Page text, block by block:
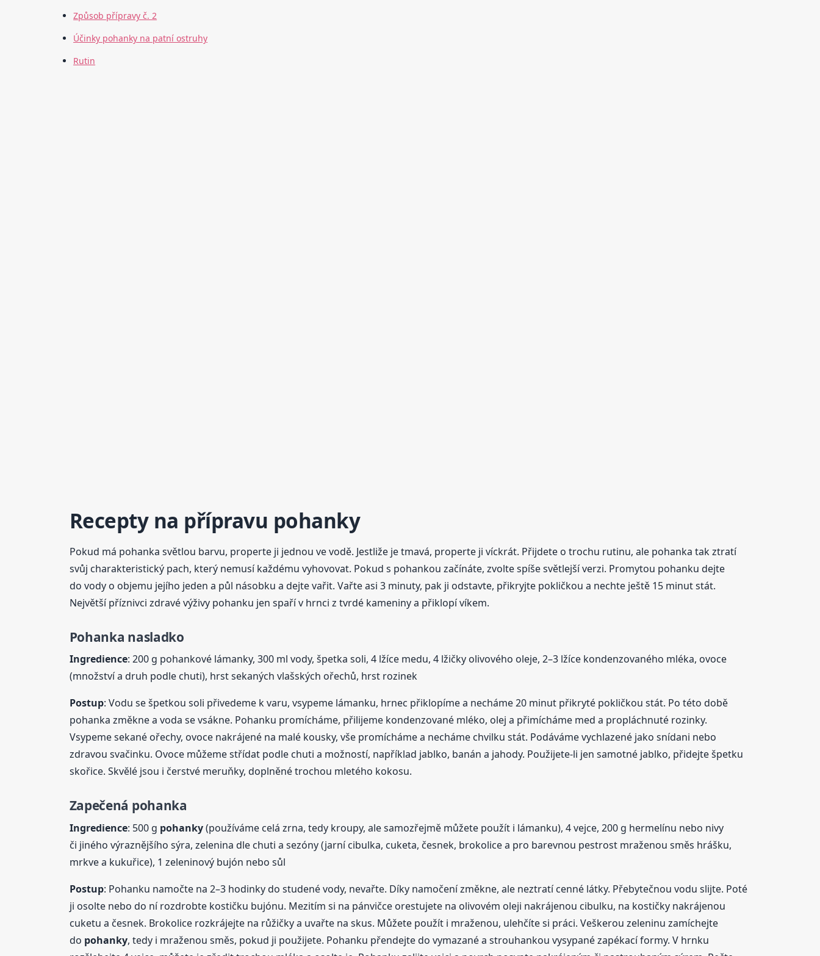
Způsob přípravy č. 2
Účinky pohanky na patní ostruhy
Rutin
Recepty na přípravu pohanky
Pokud má pohanka světlou barvu, properte ji jednou ve vodě. Jestliže je tmavá, properte ji víckrát. Přijdete o trochu rutinu, ale pohanka tak ztratí
svůj charakteristický pach, který nemusí každému vyhovovat. Pokud s pohankou začínáte, zvolte spíše světlejší verzi. Promytou pohanku dejte
do vody o objemu jejího jeden a půl násobku a dejte vařit. Vařte asi 3 minuty, pak ji odstavte, přikryjte pokličkou a nechte ještě 15 minut stát.
Největší příznivci zdravé výživy pohanku jen spaří v hrnci z tvrdé kameniny a přiklopí víkem.
Pohanka nasladko
Ingredience: 200 g pohankové lámanky, 300 ml vody, špetka soli, 4 lžíce medu, 4 lžičky olivového oleje, 2–3 lžíce kondenzovaného mléka, ovoce
(množství a druh podle chuti), hrst sekaných vlašských ořechů, hrst rozinek
Postup: Vodu se špetkou soli přivedeme k varu, vsypeme lámanku, hrnec přiklopíme a necháme 20 minut přikryté pokličkou stát. Po této době
pohanka změkne a voda se vsákne. Pohanku promícháme, přilijeme kondenzované mléko, olej a přimícháme med a propláchnuté rozinky.
Vsypeme sekané ořechy, ovoce nakrájené na malé kousky, vše promícháme a necháme chvilku stát. Podáváme vychlazené jako snídani nebo
zdravou svačinku. Ovoce můžeme střídat podle chuti a možností, například jablko, banán a jahody. Použijete-li jen samotné jablko, přidejte špetku
skořice. Skvělé jsou i čerstvé meruňky, doplněné trochou mletého kokosu.
Zapečená pohanka
Ingredience: 500 g pohanky(používáme celá zrna, tedy kroupy, ale samozřejmě můžete použít i lámanku), 4 vejce, 200 g hermelínu nebo nivy
či jiného výraznějšího sýra, zelenina dle chuti a sezóny (jarní cibulka, cuketa, česnek, brokolice a pro barevnou pestrost mraženou směs hrášku,
mrkve a kukuřice), 1 zeleninový bujón nebo sůl
Postup: Pohanku namočte na 2–3 hodinky do studené vody, nevařte. Díky namočení změkne, ale neztratí cenné látky. Přebytečnou vodu slijte. Poté
ji osolte nebo do ní rozdrobte kostičku bujónu. Mezitím si na pánvičce orestujete na olivovém oleji nakrájenou cibulku, na kostičky nakrájenou
cuketu a česnek. Brokolice rozkrájejte na růžičky a uvařte na skus. Můžete použít i mraženou, ulehčíte si práci. Veškerou zeleninu zamíchejte
do pohanky, tedy i mraženou směs, pokud ji použijete. Pohanku přendejte do vymazané a strouhankou vysypané zapékací formy. V hrnku